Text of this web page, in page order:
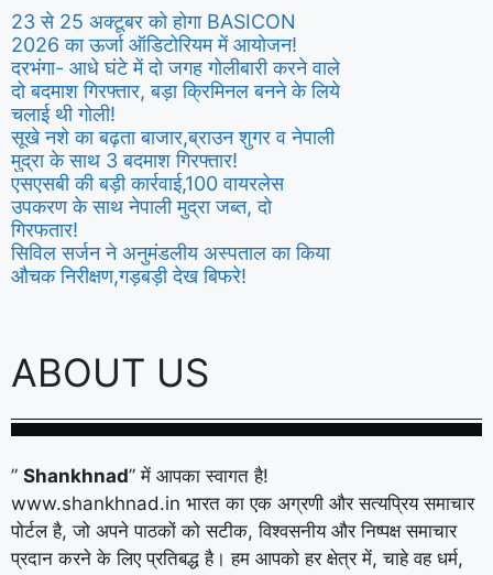
23 से 25 अक्टूबर को होगा BASICON
2026 का ऊर्जा ऑडिटोरियम में आयोजन!
दरभंगा- आधे घंटे में दो जगह गोलीबारी करने वाले
दो बदमाश गिरफ्तार, बड़ा क्रिमिनल बनने के लिये
चलाई थी गोली!
सूखे नशे का बढ़ता बाजार,ब्राउन शुगर व नेपाली
मुद्रा के साथ 3 बदमाश गिरफ्तार!
एसएसबी की बड़ी कार्रवाई,100 वायरलेस
उपकरण के साथ नेपाली मुद्रा जब्त, दो
गिरफतार!
सिविल सर्जन ने अनुमंडलीय अस्पताल का किया
औचक निरीक्षण,गड़बड़ी देख बिफरे!
ABOUT US
” Shankhnad” में आपका स्वागत है!
www.shankhnad.in भारत का एक अग्रणी और सत्यप्रिय समाचार
पोर्टल है, जो अपने पाठकों को सटीक, विश्वसनीय और निष्पक्ष समाचार
प्रदान करने के लिए प्रतिबद्ध है। हम आपको हर क्षेत्र में, चाहे वह धर्म,